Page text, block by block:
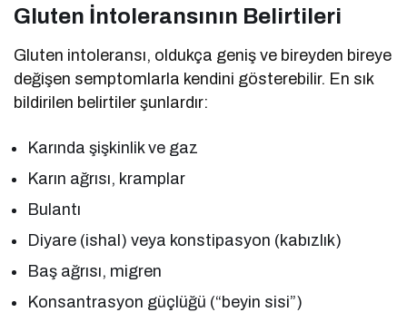
Gluten İntoleransının Belirtileri
Gluten intoleransı, oldukça geniş ve bireyden bireye
değişen semptomlarla kendini gösterebilir. En sık
bildirilen belirtiler şunlardır:
Karında şişkinlik ve gaz
Karın ağrısı, kramplar
Bulantı
Diyare (ishal) veya konstipasyon (kabızlık)
Baş ağrısı, migren
Konsantrasyon güçlüğü (“beyin sisi”)